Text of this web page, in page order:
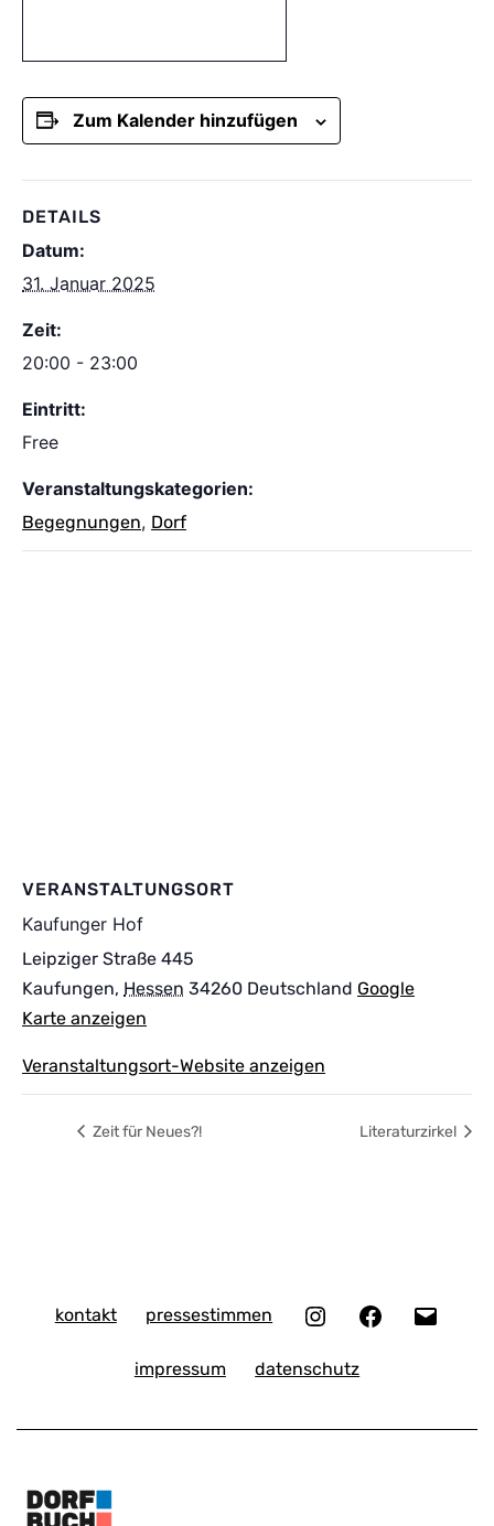
Zum Kalender hinzufügen
DETAILS
Datum:
31. Januar 2025
Zeit:
20:00 - 23:00
Eintritt:
Free
Veranstaltungskategorien:
Begegnungen, Dorf
VERANSTALTUNGSORT
Kaufunger Hof
Leipziger Straße 445
Kaufungen, Hessen 34260 Deutschland Google
Karte anzeigen
Veranstaltungsort-Website anzeigen
Zeit für Neues?! Literaturzirkel
kontakt pressestimmen InstagramFacebook
impressum datenschutz